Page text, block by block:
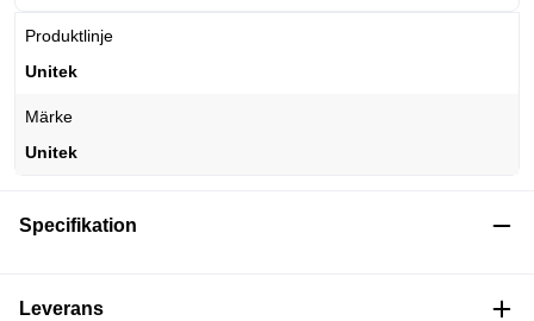
Produktlinje
Unitek
Märke
Unitek
Specifikation
Leverans